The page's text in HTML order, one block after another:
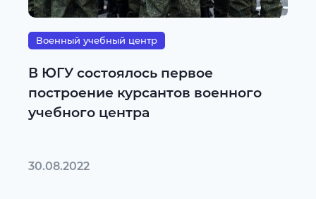
Военный учебный центр
В ЮГУ состоялось первое
построение курсантов военного
учебного центра
30.08.2022